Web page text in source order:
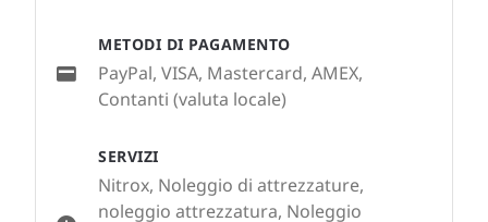
SERVIZI
Nitrox, Noleggio di attrezzature,
noleggio attrezzatura, Noleggio
METODI DI PAGAMENTO
PayPal, VISA, Mastercard, AMEX,
Contanti (valuta locale)